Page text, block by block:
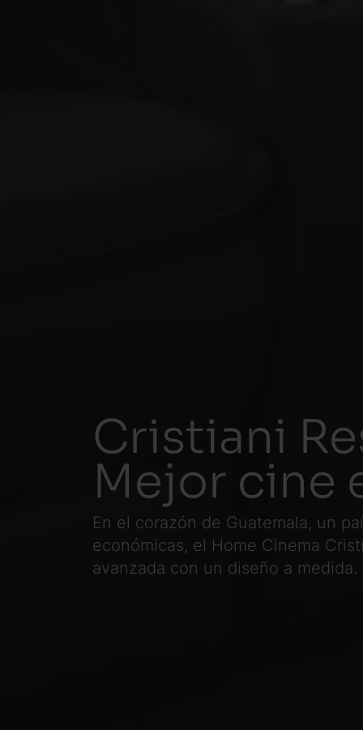
Cristiani
Mejor cine
En el corazón de Guatemala, un
económicas, el Home Cinema
avanzada con un diseño a medida.